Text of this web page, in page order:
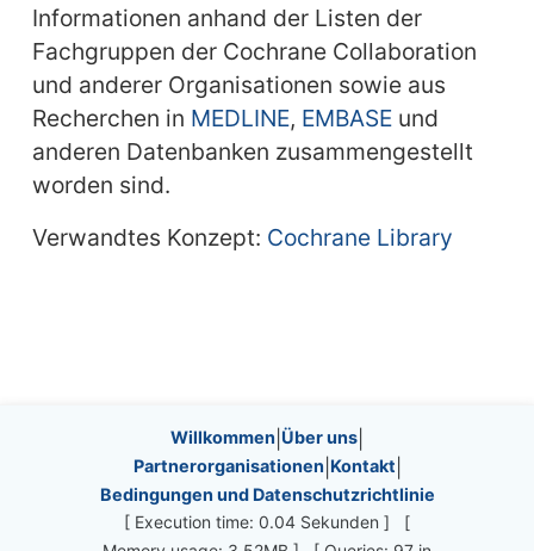
Informationen anhand der Listen der
Fachgruppen der Cochrane Collaboration
und anderer Organisationen sowie aus
Recherchen in MEDLINE, EMBASEund
anderen Datenbanken zusammengestellt
worden sind.
Verwandtes Konzept: Cochrane Library
Site information, links, etc.
Willkommen Über uns
Partnerorganisationen Kontakt
Bedingungen und Datenschutzrichtlinie
[ Execution time: 0.04 Sekunden ] [